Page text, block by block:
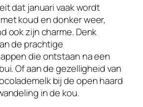
dat januari vaak wordt
koud en donker weer,
ook zijn charme. Denk
de prachtige
die ontstaan na een
Of aan de gezelligheid van
bij de open haard
in de kou.